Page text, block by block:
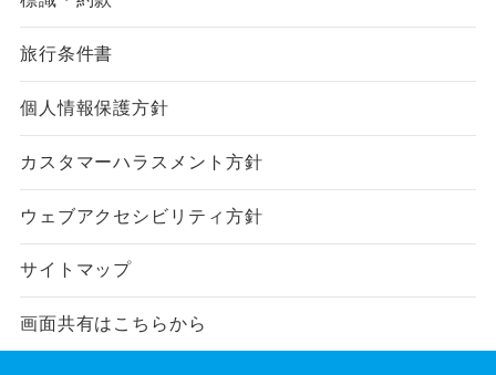
旅行条件書
個人情報保護方針
カスタマーハラスメント方針
ウェブアクセシビリティ方針
サイトマップ
画面共有はこちらから